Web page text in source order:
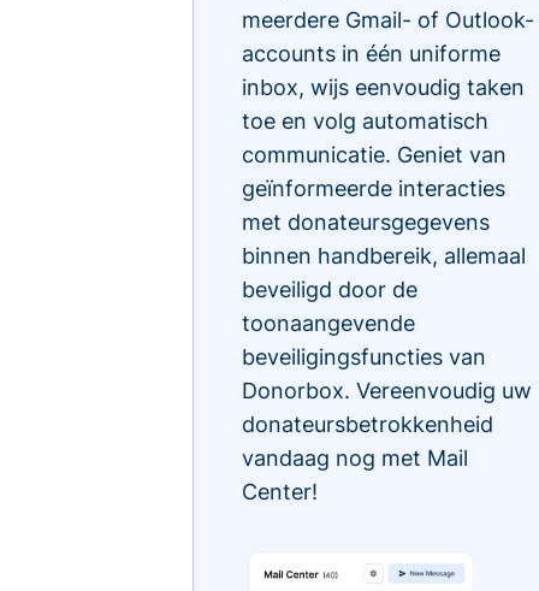
meerdere Gmail- of Outlook-
accounts in één uniforme
inbox, wijs eenvoudig taken
toe en volg automatisch
communicatie. Geniet van
geïnformeerde interacties
met donateursgegevens
binnen handbereik, allemaal
beveiligd door de
toonaangevende
beveiligingsfuncties van
Donorbox. Vereenvoudig uw
donateursbetrokkenheid
vandaag nog met Mail
Center!